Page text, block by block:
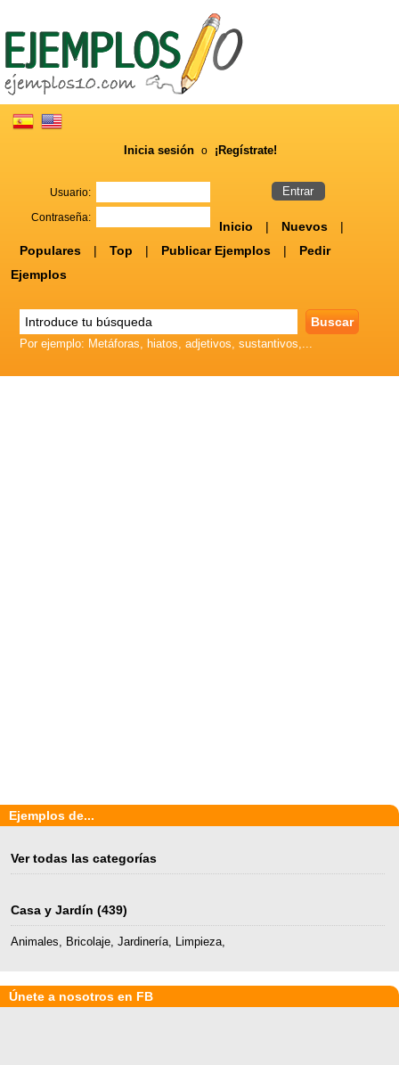
Inicia sesión o ¡Regístrate!
Usuario:
Contraseña:
Inicio | Nuevos
|
Populares
| Top | Publicar Ejemplos |
Pedir
Ejemplos
Por ejemplo: Metáforas, hiatos, adjetivos, sustantivos,...
Ejemplos de...
Ver todas las categorías
Casa y Jardín (439)
Animales, Bricolaje, Jardinería, Limpieza,
Únete a nosotros en FB